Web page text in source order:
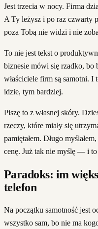
Jest trzecia w nocy. Firma
A Ty leżysz i po raz czwarty
poza Tobą nie widzi i nie
To nie jest tekst o
biznesie mówi się rzadko, bo
właściciele firm są samotni.
idzie, tym bardziej.
Piszę to z własnej skóry.
rzeczy, które miały się
pamiętałem. Długo
cenę. Już tak nie myślę — i to
Paradoks: im
telefon
Na początku samotność jest
wszystko sam, bo nie ma